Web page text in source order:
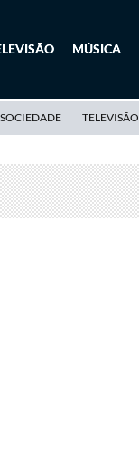
MÚSICA
SOCIEDADE TELEVISÃO